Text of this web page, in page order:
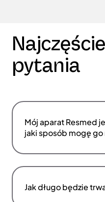
pytania
Mój aparat Resmed
jaki sposób mogę
Jak długo będzie